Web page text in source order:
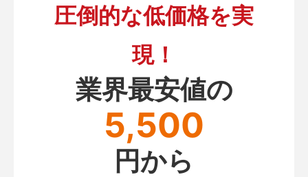
圧倒的な低価格を実
現！
業界最安値の
5,500
円から